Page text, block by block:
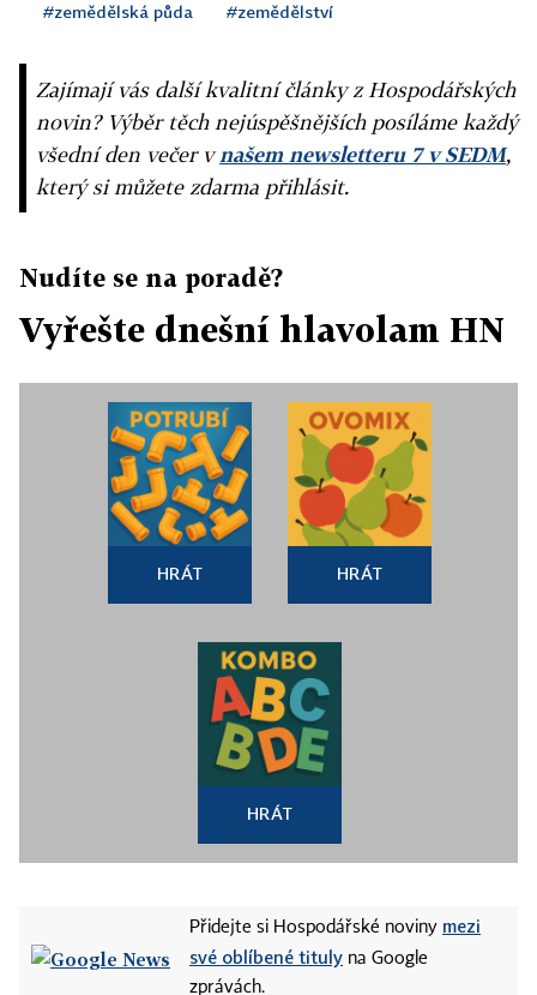
#zemědělská půda #zemědělství
Zajímají vás další kvalitní články z Hospodářských
novin? Výběr těch nejúspěšnějších posíláme každý
všední den večer vnašem newsletteru 7 v SEDM,
který si můžete zdarma přihlásit.
Nudíte se na poradě?
Vyřešte dnešní hlavolam HN
HRÁT HRÁT
HRÁT
Přidejte si Hospodářské noviny mezi
své oblíbené tituly na Google
zprávách.